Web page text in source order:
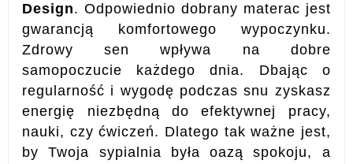
Design. Odpowiednio dobrany materac jest
gwarancją komfortowego wypoczynku.
Zdrowy sen wpływa na dobre
samopoczucie każdego dnia. Dbając o
regularność i wygodę podczas snu zyskasz
energię niezbędną do efektywnej pracy,
nauki, czy ćwiczeń. Dlatego tak ważne jest,
by Twoja sypialnia była oazą spokoju, a